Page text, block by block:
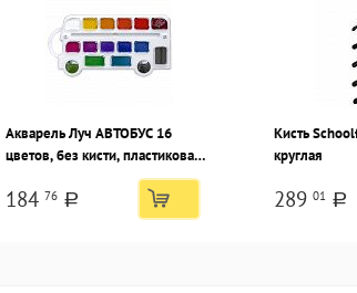
Акварель Луч АВТОБУС 16
цветов, без кисти, пластиковая
упаковка с европодвесом
184 76 a
Кисть
круглая
289 01 a